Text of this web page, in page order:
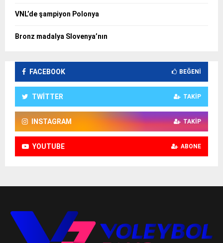
VNL’de şampiyon Polonya
Bronz madalya Slovenya’nın
FACEBOOK BEĞENI
TWITTER TAKIP
INSTAGRAM TAKIP
YOUTUBE ABONE